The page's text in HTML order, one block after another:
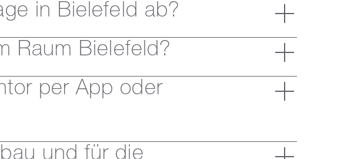
in Bielefeld ab?
Raum Bielefeld?
per App oder
und für die